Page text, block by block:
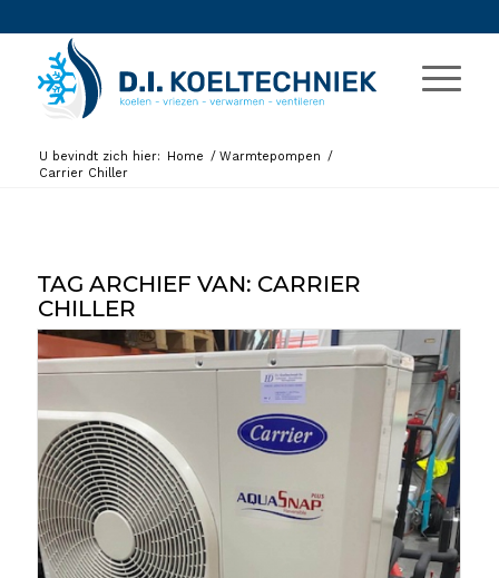
U bevindt zich hier: Home / Warmtepompen /
Carrier Chiller
TAG ARCHIEF VAN: CARRIER
CHILLER